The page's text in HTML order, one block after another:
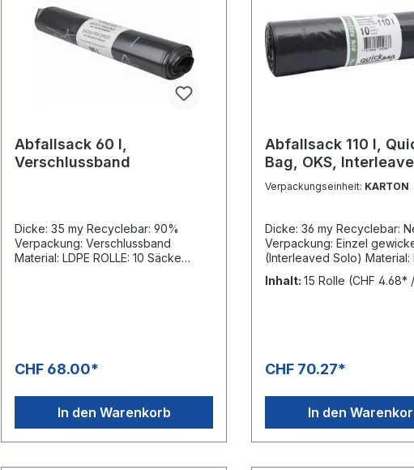
Abfallsack 60 l,
Verschlussband
Dicke: 35 my Recyclebar: 90%
Verpackung: Verschlussband
Material: LDPE ROLLE: 10 Säcke
CHF 68.00*
In den Warenkorb
Abfallsack 110 l,
Bag, OKS, Interleave
Verpackungseinheit: KARTON
Dicke: 36 my Recyclebar:
Verpackung: Einzel
(Interleaved Solo) Material: HDPE
ROLLE: 10 Säcke KARTON:
= 150 Säcke PALETTE: 70
Inhalt:15 Rolle (CHF 4.68*
CHF 70.27*
In den